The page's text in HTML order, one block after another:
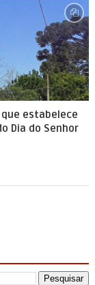
estabelece
Dia do Senhor